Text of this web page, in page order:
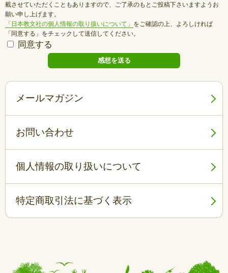
載させていただくこともありますので、ご了承のもとご投稿下さいますようお
願い申し上げます。
「日本教文社の個人情報の取り扱いについて」 をご確認の上、よろしければ
「同意する」をチェックして送信してください。
同意する
メールマガジン
お問い合わせ
個人情報の取り扱いについて
特定商取引法に基づく表示